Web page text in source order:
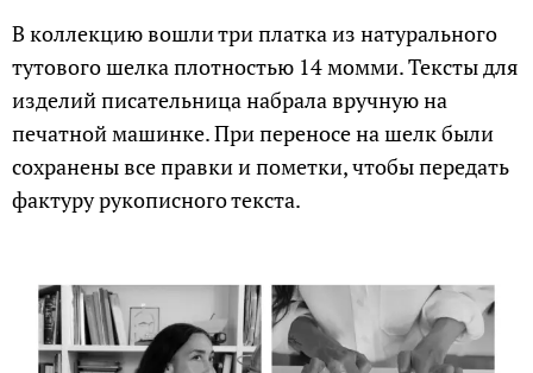
В коллекцию вошли три платка из натурального
тутового шелка плотностью 14 момми. Тексты для
изделий писательница набрала вручную на
печатной машинке. При переносе на шелк были
сохранены все правки и пометки, чтобы передать
фактуру рукописного текста.